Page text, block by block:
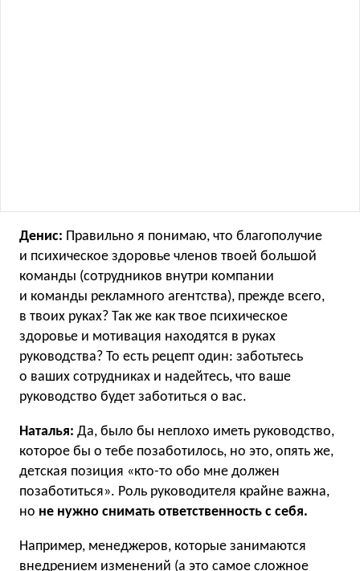
Денис: Правильно я понимаю, что благополучие
и психическое здоровье членов твоей большой
команды (сотрудников внутри компании
и команды рекламного агентства), прежде всего,
в твоих руках? Так же как твое психическое
здоровье и мотивация находятся в руках
руководства? То есть рецепт один: заботьтесь
о ваших сотрудниках и надейтесь, что ваше
руководство будет заботиться о вас.
Наталья: Да, было бы неплохо иметь руководство,
которое бы о тебе позаботилось, но это, опять же,
детская позиция «кто-то обо мне должен
позаботиться». Роль руководителя крайне важна,
но не нужно снимать ответственность с себя.
Например, менеджеров, которые занимаются
внедрением изменений (а это самое сложное